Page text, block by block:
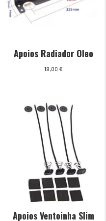
Apoios Radiador Oleo
19,00 €
Apoios Ventoinha Slim